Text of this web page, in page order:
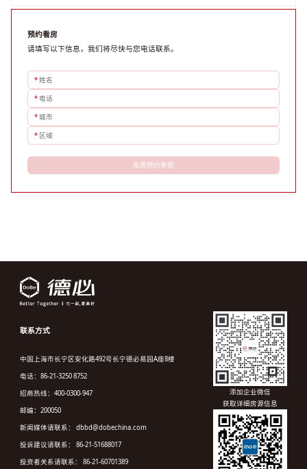
款。选址是综合性战略决策，旨在让办公
预约看房
请填写以下信息，我们将尽快与您电话联系。
*姓名
* 电话
*城市
* 区域
免费预约参观
联系方式
中国上海市长宁区安化路492号长宁德必易园A座8楼
电话：86-21-3250 8752
招商热线：400-0300-947
邮编：200050
新闻媒体请联系： dbbd@dobechina.com
投诉建议请联系： 86-21-51688017
投资者关系请联系： 86-21-60701389
添加企业微信
获取详细房源信息